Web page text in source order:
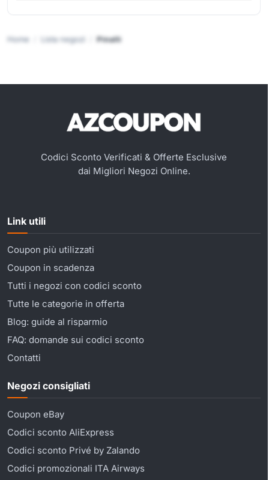
Home Lista negozi Pinalli
Codici Sconto Verificati & Offerte Esclusive
dai Migliori Negozi Online.
Link utili
Coupon più utilizzati
Coupon in scadenza
Tutti i negozi con codici sconto
Tutte le categorie in offerta
Blog: guide al risparmio
FAQ: domande sui codici sconto
Contatti
Negozi consigliati
Coupon eBay
Codici sconto AliExpress
Codici sconto Privé by Zalando
Codici promozionali ITA Airways